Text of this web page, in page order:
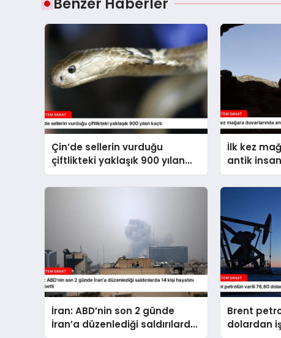
Çin’de sellerin vurduğu
çiftlikteki yaklaşık 900 yılan
kaçtı
İlk kez
antik insan
İran: ABD’nin son 2 günde
İran’a düzenlediği saldırılarda
Brent
dolardan